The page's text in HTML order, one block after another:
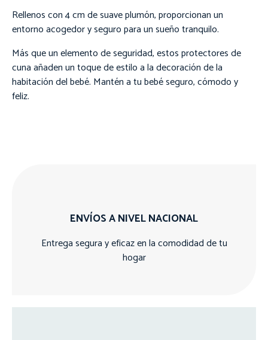
Rellenos con 4 cm de suave plumón, proporcionan un
entorno acogedor y seguro para un sueño tranquilo.
Más que un elemento de seguridad, estos protectores de
cuna añaden un toque de estilo a la decoración de la
habitación del bebé. Mantén a tu bebé seguro, cómodo y
feliz.
ENVÍOS A NIVEL NACIONAL
Entrega segura y eficaz en la comodidad de tu
hogar